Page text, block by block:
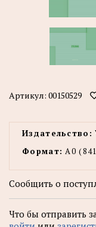
Артикул: 00150529
Издательство:
Формат: А0
Сообщить о
Что бы отправить